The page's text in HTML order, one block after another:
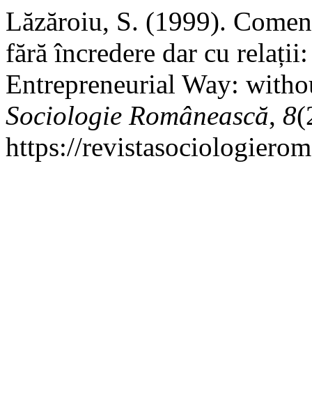
Lăzăroiu, S. (1999).
fără încredere dar cu
Entrepreneurial Way:
Sociologie Românească, 8
https://